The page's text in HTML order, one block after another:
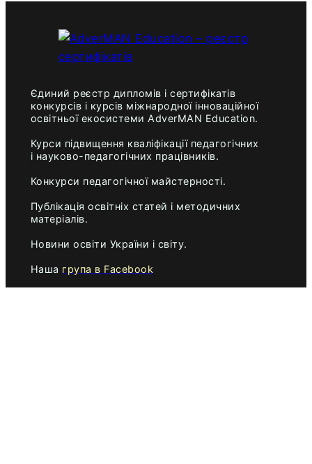
Єдиний реєстр дипломів і сертифікатів
конкурсів і курсів міжнародної інноваційної
освітньої екосистеми AdverMAN Education.
Курси підвищення кваліфікації педагогічних
і науково-педагогічних працівників.
Конкурси педагогічної майстерності.
Публікація освітніх статей і методичних
матеріалів.
Новини освіти України і світу.
Наша група в Facebook